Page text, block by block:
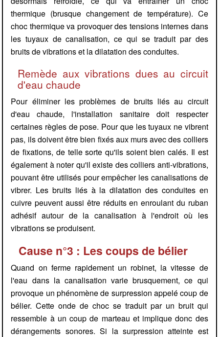
thermique (brusque changement de température). Ce
choc thermique va provoquer des tensions internes dans
les tuyaux de canalisation, ce qui se traduit par des
bruits de vibrations et la dilatation des conduites.
Remède aux vibrations dues au circuit
d'eau chaude
Pour éliminer les problèmes de bruits liés au circuit
d'eau chaude, l'installation sanitaire doit respecter
certaines règles de pose. Pour que les tuyaux ne vibrent
pas, ils doivent être bien fixés aux murs avec des colliers
de fixations, de telle sorte qu'ils soient bien calés. Il est
également à noter qu'il existe des colliers anti-vibrations,
pouvant être utilisés pour empêcher les canalisations de
vibrer. Les bruits liés à la dilatation des conduites en
cuivre peuvent aussi être réduits en enroulant du ruban
adhésif autour de la canalisation à l'endroit où les
vibrations se produisent.
Cause n°3 : Les coups de bélier
Quand on ferme rapidement un robinet, la vitesse de
l'eau dans la canalisation varie brusquement, ce qui
provoque un phénomène de surpression appelé coup de
bélier. Cette onde de choc se traduit par un bruit qui
ressemble à un coup de marteau et implique donc des
dérangements sonores. Si la surpression atteinte est